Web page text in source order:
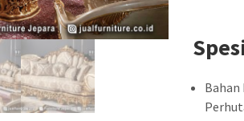
Bahan